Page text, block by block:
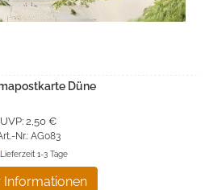
Düne
UVP: 2,50 €
Nr.: AG083
Informationen
1-3 Tage